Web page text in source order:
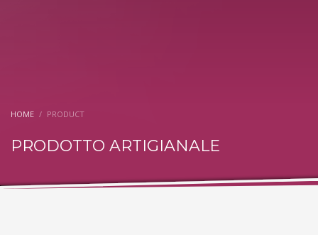
HOME PRODUCT
PRODOTTO ARTIGIANALE